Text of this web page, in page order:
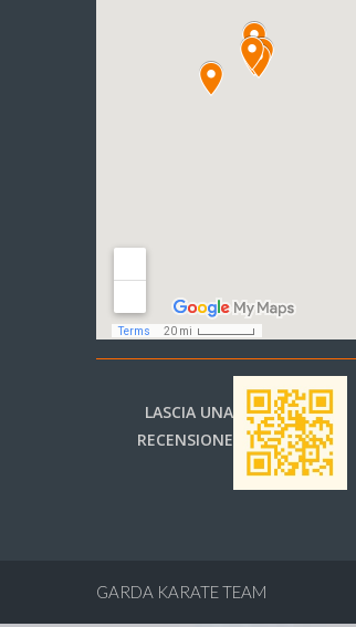
LASCIA UNA
RECENSIONE
GARDA KARATE TEAM